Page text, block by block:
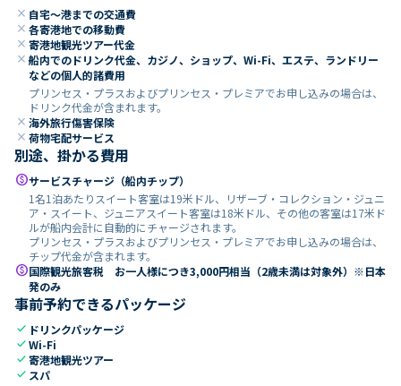
close 自宅～港までの交通費
close 各寄港地での移動費
close 寄港地観光ツアー代金
close 船内でのドリンク代金、カジノ、ショップ、Wi-Fi、エステ、ランドリー
などの個人的諸費用
プリンセス・プラスおよびプリンセス・プレミアでお申し込みの場合は、
ドリンク代金が含まれます。
close 海外旅行傷害保険
close 荷物宅配サービス
別途、掛かる費用
paidサービスチャージ（船内チップ）
1名1泊あたりスイート客室は19米ドル、リザーブ・コレクション・ジュニ
ア・スイート、ジュニアスイート客室は18米ドル、その他の客室は17米ド
ルが船内会計に自動的にチャージされます。
プリンセス・プラスおよびプリンセス・プレミアでお申し込みの場合は、
チップ代金が含まれます。
paid国際観光旅客税 お一人様につき3,000円相当（2歳未満は対象外）※日本
発のみ
事前予約できるパッケージ
check ドリンクパッケージ
checkWi-Fi
check寄港地観光ツアー
check スパ